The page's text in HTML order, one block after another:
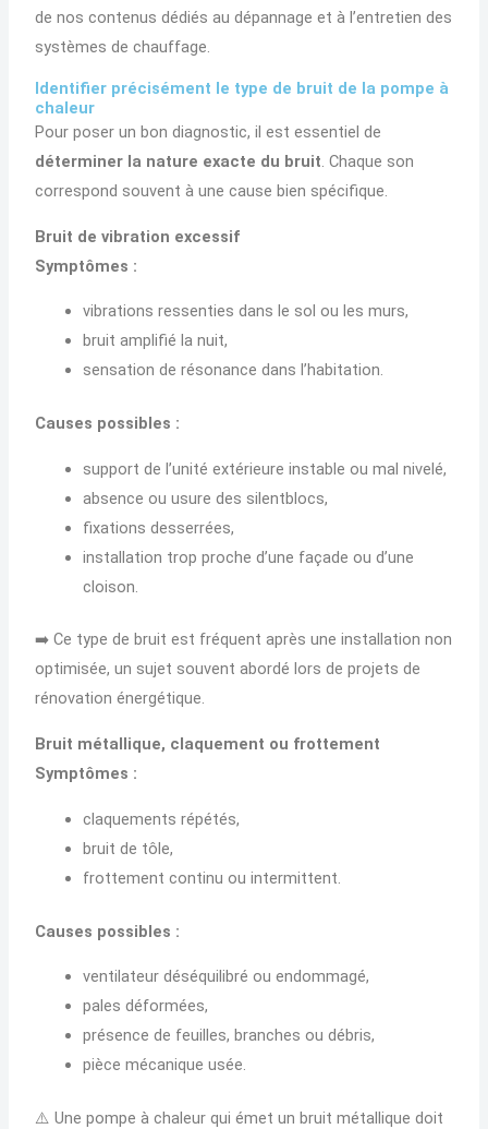
de nos contenus dédiés au dépannage et à l’entretien des
systèmes de chauffage.
Identifier précisément le type de bruit de la pompe à
chaleur
Pour poser un bon diagnostic, il est essentiel de
déterminer la nature exacte du bruit. Chaque son
correspond souvent à une cause bien spécifique.
Bruit de vibration excessif
Symptômes :
vibrations ressenties dans le sol ou les murs,
bruit amplifié la nuit,
sensation de résonance dans l’habitation.
Causes possibles :
support de l’unité extérieure instable ou mal nivelé,
absence ou usure des silentblocs,
fixations desserrées,
installation trop proche d’une façade ou d’une
cloison.
➡️ Ce type de bruit est fréquent après une installation non
optimisée, un sujet souvent abordé lors de projets de
rénovation énergétique.
Bruit métallique, claquement ou frottement
Symptômes :
claquements répétés,
bruit de tôle,
frottement continu ou intermittent.
Causes possibles :
ventilateur déséquilibré ou endommagé,
pales déformées,
présence de feuilles, branches ou débris,
pièce mécanique usée.
⚠️ Une pompe à chaleur qui émet un bruit métallique doit